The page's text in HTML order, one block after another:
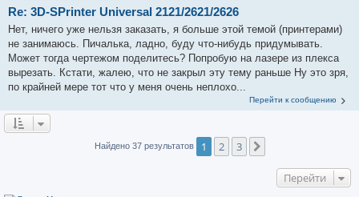
Re: 3D-SPrinter Universal 2121/2621/2626
Нет, ничего уже нельзя заказать, я больше этой темой (принтерами)
не занимаюсь. Пичалька, ладно, буду что-нибудь придумывать.
Может тогда чертежом поделитесь? Попробую на лазере из плекса
вырезать. Кстати, жалею, что не закрыл эту тему раньше Ну это зря,
по крайней мере тот что у меня очень неплохо...
Перейти к сообщению
Найдено 37 результатов 1 2 3
Перейти